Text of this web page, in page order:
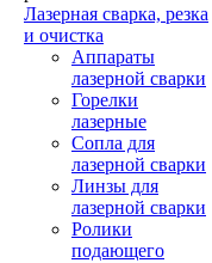
Лазерная сварка, резка
и очистка
Аппараты
лазерной сварки
Горелки
лазерные
Сопла для
лазерной сварки
Линзы для
лазерной сварки
Ролики
подающего